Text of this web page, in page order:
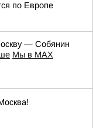
по Европе
— Собянин
Мы в MAX